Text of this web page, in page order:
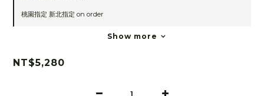
桃園指定 新北指定 on order
Show more
NT$5,280